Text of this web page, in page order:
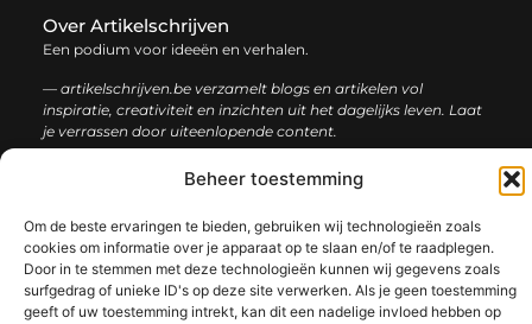
Beheer toestemming
Om de beste ervaringen te bieden, gebruiken wij technologieën zoals
cookies om informatie over je apparaat op te slaan en/of te raadplegen.
Door in te stemmen met deze technologieën kunnen wij gegevens zoals
surfgedrag of unieke ID's op deze site verwerken. Als je geen toestemming
geeft of uw toestemming intrekt, kan dit een nadelige invloed hebben op
Over Artikelschrijven
Een podium voor ideeën en verhalen.
— artikelschrijven.be verzamelt blogs en artikelen vol
inspiratie, creativiteit en inzichten uit het dagelijks leven. Laat
je verrassen door uiteenlopende content.
informatie